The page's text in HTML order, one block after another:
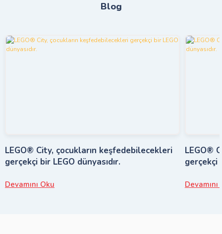
Blog
LEGO® City, çocukların keşfedebilecekleri
gerçekçi bir LEGO dünyasıdır.
Devamını Oku
LEGO®
gerçekçi
Devamını